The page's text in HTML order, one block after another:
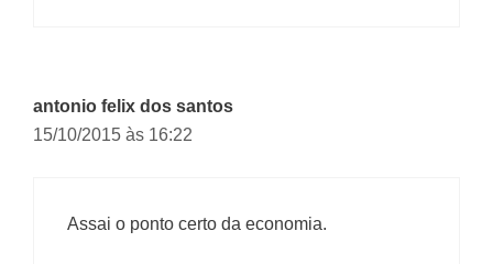
antonio felix dos santos
15/10/2015 às 16:22
Assai o ponto certo da economia.